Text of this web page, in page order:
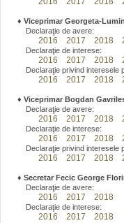
♦ Viceprimar Georgeta-
Declaraţie de avere:
2016 2017 2018
Declaraţie de interese:
2016 2017 2018
Declaraţie privind interesele
2016 2017 2018
♦ Viceprimar Bogdan
Declaraţie de avere:
2016 2017 2018
Declaraţie de interese:
2016 2017 2018
Declaraţie privind interesele
2016 2017 2018
♦ Secretar Fecic George
Declaraţie de avere:
2016 2017 2018
Declaraţie de interese:
2016 2017 2018